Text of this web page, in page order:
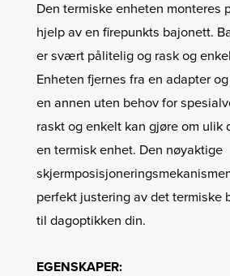
Den termiske enheten monteres
hjelp av en firepunkts bajonett.
er svært pålitelig og rask og
Enheten fjernes fra en adapter
en annen uten behov for
raskt og enkelt kan gjøre om ulik
en termisk enhet. Den nøyaktige
perfekt justering av det termiske
til dagoptikken din.
EGENSKAPER: